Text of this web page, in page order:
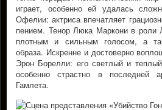
играет, особенно ей удалась
Офелии: актриса впечатляет
пением. Тенор Люка Маркони в роли
плотным и сильным голосом, а
образа. Искренне и достоверно
Эрон Борелли: его светлый и
особенно страстно в последней
Гамлета.